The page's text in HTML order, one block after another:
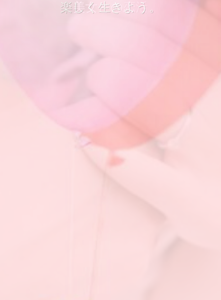
楽しく生きよう。
美女との恋活
楽しく生きよう。